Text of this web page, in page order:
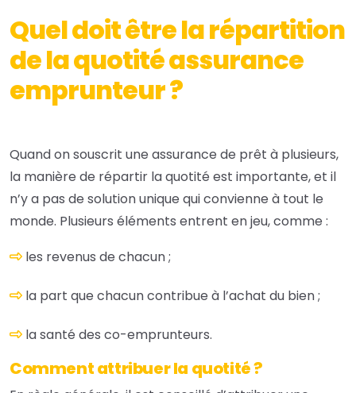
Quel doit être la répartition
de la quotité assurance
emprunteur ?
Quand on souscrit une assurance de prêt à plusieurs,
la manière de répartir la quotité est importante, et il
n’y a pas de solution unique qui convienne à tout le
monde. Plusieurs éléments entrent en jeu, comme :
les revenus de chacun ;
la part que chacun contribue à l’achat du bien ;
la santé des co-emprunteurs.
Comment attribuer la quotité ?